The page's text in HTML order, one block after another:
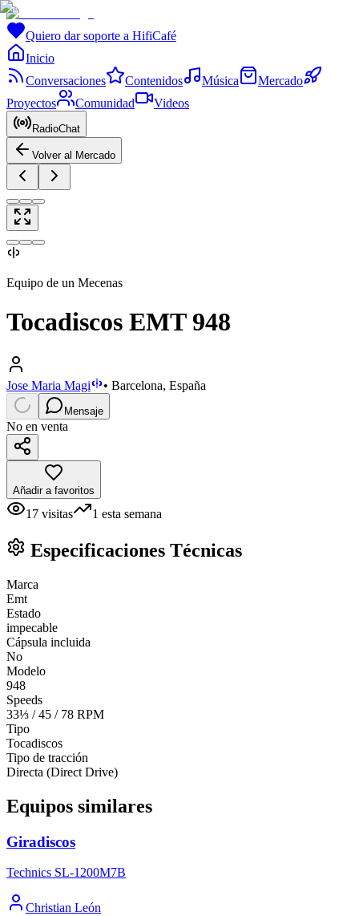
Quiero dar soporte a HifiCafé
Inicio
Conversaciones
Contenidos Música
Mercado
Proyectos
Comunidad Videos
RadioChat
Volver al Mercado
Equipo de un Mecenas
Tocadiscos EMT 948
Jose Maria Magi • Barcelona, España
Mensaje
No en venta
Añadir a favoritos
17 visitas 1 esta semana
Especificaciones Técnicas
Marca
Emt
Estado
impecable
Cápsula incluida
No
Modelo
948
Speeds
33⅓ / 45 / 78 RPM
Tipo
Tocadiscos
Tipo de tracción
Directa (Direct Drive)
Equipos similares
Giradiscos
Technics SL-1200M7B
Christian León